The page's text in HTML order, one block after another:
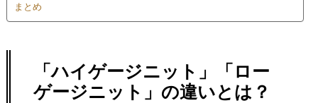
まとめ
「ハイゲージニット」「ロー
ゲージニット」の違いとは？